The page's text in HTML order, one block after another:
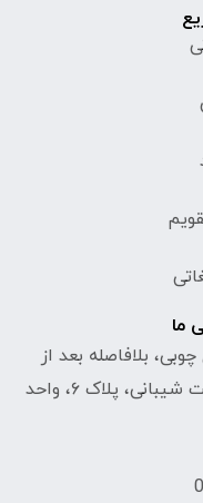
ما
بلافاصله بعد از
چهار راه هدایت، سمت راست بن بست شیبانی، پلاک ۶، واحد